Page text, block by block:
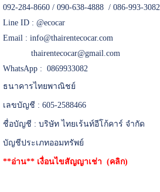
092-284-8660 / 090-638-4888 / 086-993-3082
Line ID : @ecocar
Email : info@thairentecocar.com
thairentecocar@gmail.com
WhatsApp : 0869933082
ธนาคารไทยพาณิชย์
เลขบัญชี : 605-2588466
ชื่อบัญชี : บริษัท ไทยเร้นท์อีโก้คาร์ จำกัด
บัญชีประเภทออมทรัพย์
**อ่าน** เงื่อนไขสัญญาเช่า (คลิก)